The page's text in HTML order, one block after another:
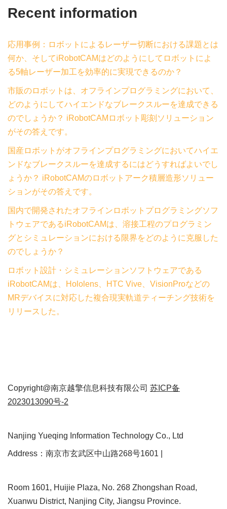
Recent information
応用事例：ロボットによるレーザー切断における課題とは
何か、そしてiRobotCAMはどのようにしてロボットによ
る5軸レーザー加工を効率的に実現できるのか？
市販のロボットは、オフラインプログラミングにおいて、
どのようにしてハイエンドなブレークスルーを達成できる
のでしょうか？ iRobotCAMロボット彫刻ソリューション
がその答えです。
国産ロボットがオフラインプログラミングにおいてハイエ
ンドなブレークスルーを達成するにはどうすればよいでし
ょうか？ iRobotCAMのロボットアーク積層造形ソリュー
ションがその答えです。
国内で開発されたオフラインロボットプログラミングソフ
トウェアであるiRobotCAMは、溶接工程のプログラミン
グとシミュレーションにおける限界をどのように克服した
のでしょうか？
ロボット設計・シミュレーションソフトウェアである
iRobotCAMは、Hololens、HTC Vive、VisionProなどの
MRデバイスに対応した複合現実軌道ティーチング技術を
リリースした。
Copyright@南京越擎信息科技有限公司 苏ICP备
2023013090号-2
Nanjing Yueqing Information Technology Co., Ltd
Address：南京市玄武区中山路268号1601 |
Room 1601, Huijie Plaza, No. 268 Zhongshan Road,
Xuanwu District, Nanjing City, Jiangsu Province.